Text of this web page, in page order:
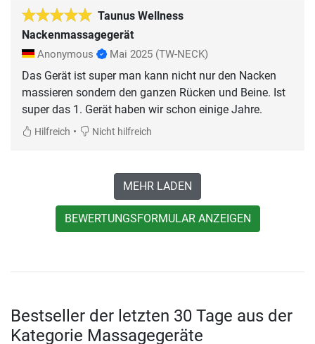
Taunus Wellness
Nackenmassagegerät
Anonymous Mai 2025 (TW-NECK)
Das Gerät ist super man kann nicht nur den Nacken
massieren sondern den ganzen Rücken und Beine. Ist
super das 1. Gerät haben wir schon einige Jahre.
Hilfreich • Nicht hilfreich
MEHR LADEN
BEWERTUNGSFORMULAR ANZEIGEN
Bestseller der letzten 30 Tage aus der
Kategorie Massagegeräte